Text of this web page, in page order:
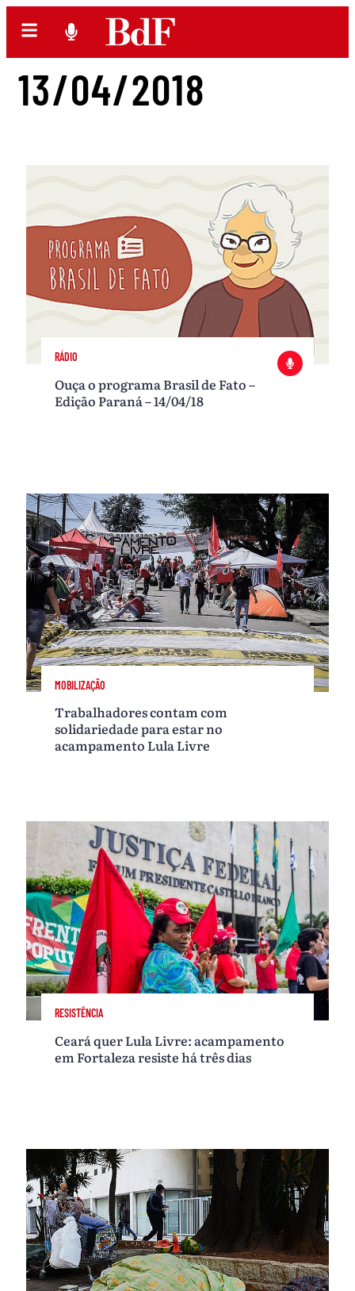
13/04/2018
RÁDIO
Ouça o programa Brasil de Fato –
Edição Paraná – 14/04/18
MOBILIZAÇÃO
Trabalhadores contam com
solidariedade para estar no
acampamento Lula Livre
RESISTÊNCIA
Ceará quer Lula Livre: acampamento
em Fortaleza resiste há três dias